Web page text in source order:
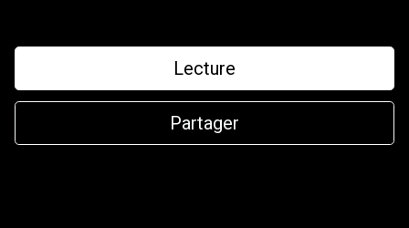
Lecture
Partager